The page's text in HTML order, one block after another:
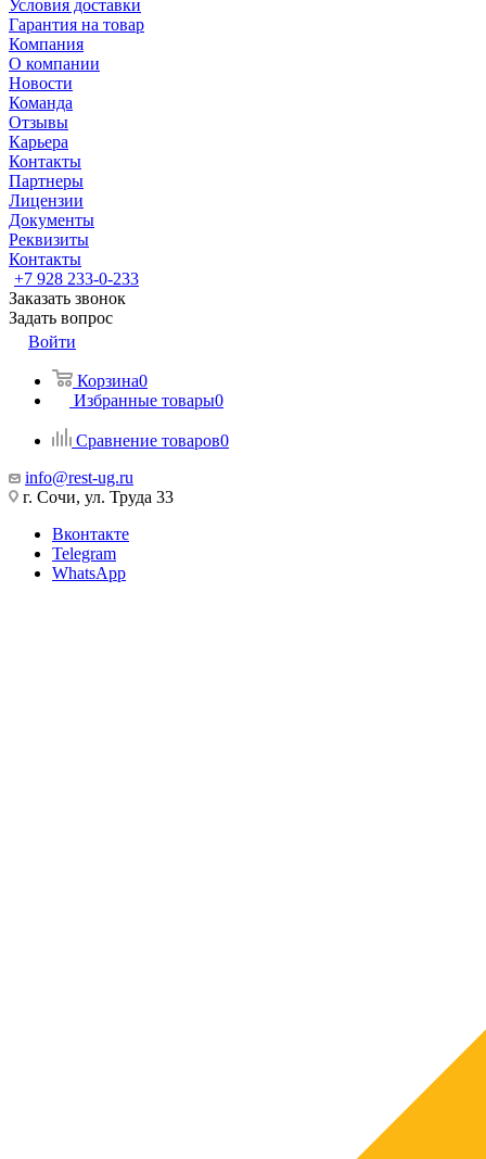
Условия доставки
Гарантия на товар
Компания
О компании
Новости
Команда
Отзывы
Карьера
Контакты
Партнеры
Лицензии
Документы
Реквизиты
Контакты
+7 928 233-0-233
Заказать звонок
Задать вопрос
Войти
Корзина0
Избранные товары0
Сравнение товаров0
info@rest-ug.ru
г. Сочи, ул. Труда 33
Вконтакте
Telegram
WhatsApp